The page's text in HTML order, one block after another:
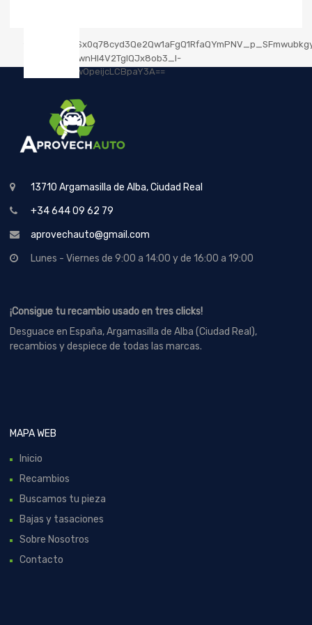
13710 Argamasilla de Alba, Ciudad Real
+34 644 09 62 79
aprovechauto@gmail.com
Lunes - Viernes de 9:00 a 14:00 y de 16:00 a 19:00
¡Consigue tu recambio usado en tres clicks!
Desguace en España, Argamasilla de Alba (Ciudad Real),
recambios y despiece de todas las marcas.
MAPA WEB
Inicio
Recambios
Buscamos tu pieza
Bajas y tasaciones
Sobre Nosotros
Contacto